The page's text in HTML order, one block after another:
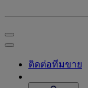
ติดต่อทีมขาย